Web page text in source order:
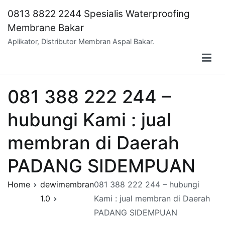
content
0813 8822 2244 Spesialis Waterproofing
Membrane Bakar
Aplikator, Distributor Membran Aspal Bakar.
081 388 222 244 –
hubungi Kami : jual
membran di Daerah
PADANG SIDEMPUAN
Home
dewimembran
1.0
081 388 222 244 – hubungi
Kami : jual membran di Daerah
PADANG SIDEMPUAN